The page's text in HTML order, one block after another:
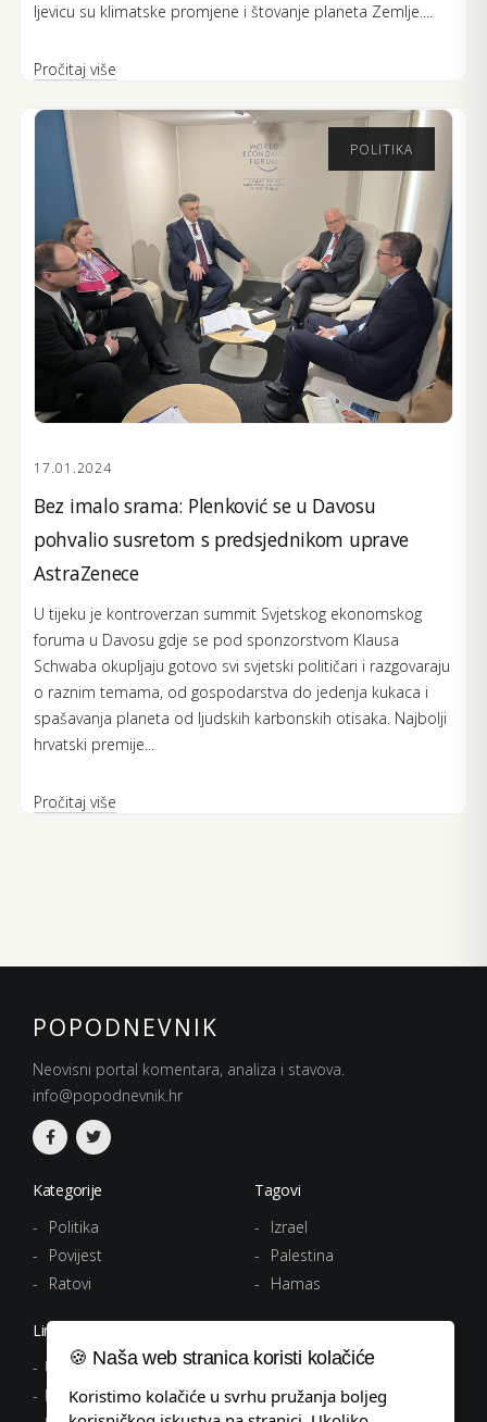
ljevicu su klimatske promjene i štovanje planeta Zemlje....
Pročitaj više
POLITIKA
17.01.2024
Bez imalo srama: Plenković se u Davosu
pohvalio susretom s predsjednikom uprave
AstraZenece
U tijeku je kontroverzan summit Svjetskog ekonomskog
foruma u Davosu gdje se pod sponzorstvom Klausa
Schwaba okupljaju gotovo svi svjetski političari i razgovaraju
o raznim temama, od gospodarstva do jedenja kukaca i
spašavanja planeta od ljudskih karbonskih otisaka. Najbolji
hrvatski premije...
Pročitaj više
POPODNEVNIK
Neovisni portal komentara, analiza i stavova.
info@popodnevnik.hr
Kategorije
Politika
Povijest
Ratovi
Tagovi
Izrael
Palestina
Hamas
Linkovi
Uvjeti korištenja
Politika privatnosti
🍪 Naša web stranica koristi kolačiće
Koristimo kolačiće u svrhu pružanja boljeg